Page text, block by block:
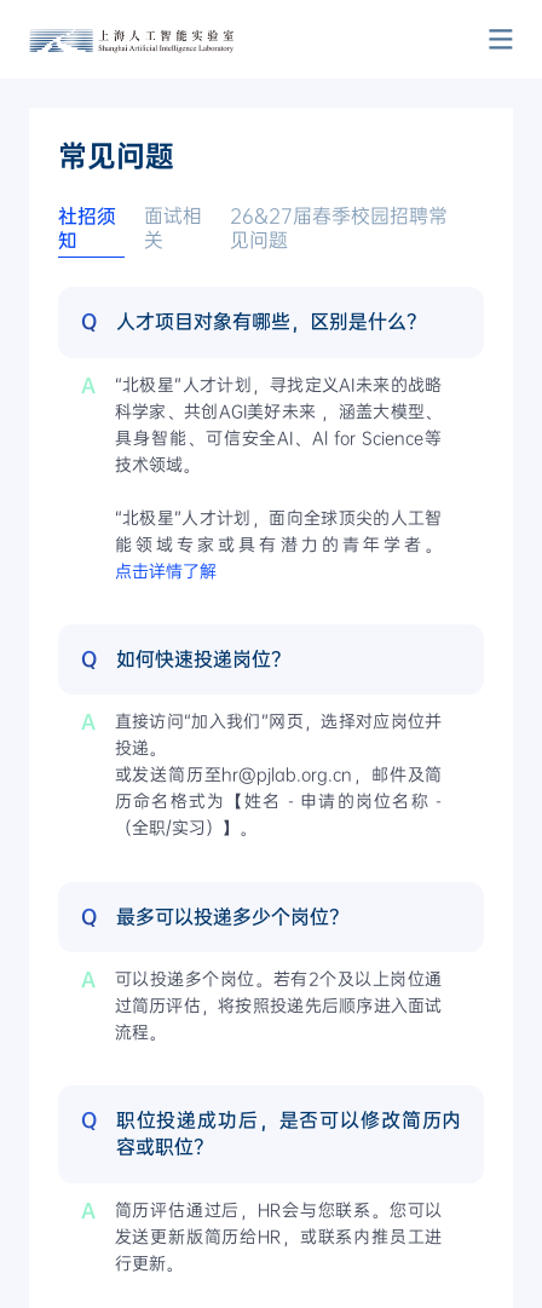
常见问题
社招须
知
面试相
关
26&27届春季校园招聘常
见问题
Q 人才项目对象有哪些，区别是什么？
A
“北极星”人才计划，寻找定义AI未来的战略
科学家、共创AGI美好未来 ，涵盖大模型、
具身智能、可信安全AI、Al for Science等
技术领域。
“北极星”人才计划，面向全球顶尖的人工智
能领域专家或具有潜力的青年学者。
点击详情了解
Q 如何快速投递岗位？
A
直接访问“加入我们”网页，选择对应岗位并
投递。
或发送简历至hr@pjlab.org.cn，邮件及简
历命名格式为【姓名 - 申请的岗位名称 -
（全职/实习）】。
Q 最多可以投递多少个岗位？
A
可以投递多个岗位。若有2个及以上岗位通
过简历评估，将按照投递先后顺序进入面试
流程。
Q
职位投递成功后，是否可以修改简历内
容或职位？
A
简历评估通过后，HR会与您联系。您可以
发送更新版简历给HR，或联系内推员工进
行更新。